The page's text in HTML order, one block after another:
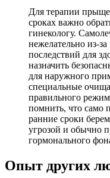
Для терапии
сроках важно
гинекологу.
нежелательно из-
последствий для
назначить
для наружного
специальные
правильного
помнить, что само
ранние сроки
угрозой и обычно
гормонального
Опыт других